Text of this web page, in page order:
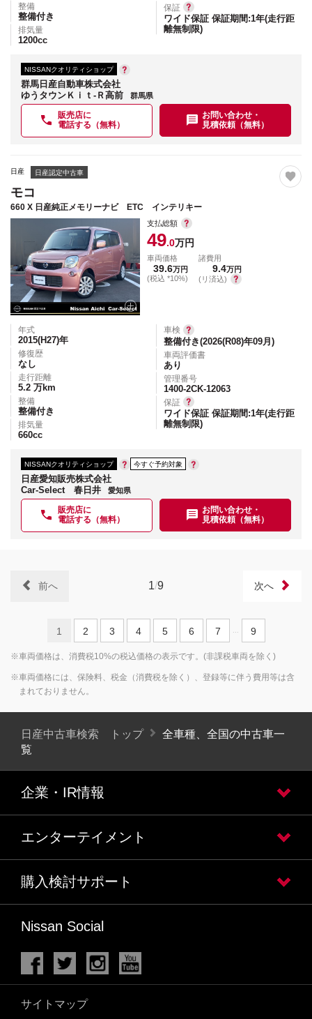
整備
整備付き
排気量
1200cc
保証
ワイド保証 保証期間:1年(走行距
離無制限)
NISSANクオリティショップ
群馬日産自動車株式会社
ゆうタウンＫｉｔ-Ｒ高前
群馬県
販売店に
電話する（無料）
お問い合わせ・
見積依頼（無料）
日産 日産認定中古車
モコ
660 X 日産純正メモリーナビ ETC インテリキー
支払総額
49.0万円
車両価格
39.6万円
(税込 *10%)
諸費用
9.4万円
(リ済込)
年式
2015(H27)年
修復歴
なし
走行距離
5.2 万km
整備
整備付き
排気量
660cc
車検
整備付き(2026(R08)年09月)
車両評価書
あり
管理番号
1400-2CK-12063
保証
ワイド保証 保証期間:1年(走行距
離無制限)
NISSANクオリティショップ 今すぐ予約対象
日産愛知販売株式会社
Car-Select 春日井
愛知県
販売店に
電話する（無料）
お問い合わせ・
見積依頼（無料）
1/9
前へ 次へ
1 2 3 4 5 6 7 9
※車両価格は、消費税10%の税込価格の表示です。(非課税車両を除く)
※車両価格には、保険料、税金（消費税を除く）、登録等に伴う費用等は含
まれておりません。
日産中古車検索 トップ
全車種、全国の中古車一
覧
企業・IR情報
エンターテイメント
購入検討サポート
Nissan Social
サイトマップ